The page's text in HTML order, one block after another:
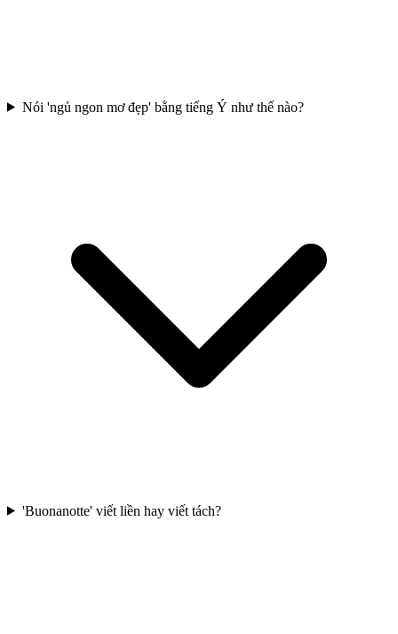
Nói 'ngủ ngon mơ đẹp' bằng tiếng Ý như thế nào?
'Buonanotte' viết liền hay viết tách?